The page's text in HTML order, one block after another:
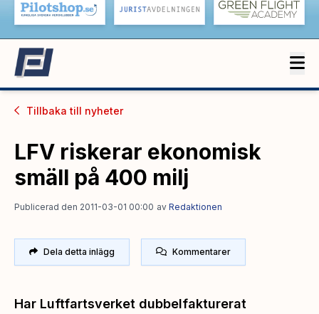
Tillbaka till nyheter
LFV riskerar ekonomisk
smäll på 400 milj
Publicerad den 2011-03-01 00:00 av Redaktionen
Dela detta inlägg Kommentarer
Har Luftfartsverket dubbelfakturerat